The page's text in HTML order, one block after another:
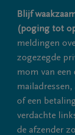
Blijf
(poging tot
meldingen
zogezegde
mom van een
of een
verdachte
de afzender